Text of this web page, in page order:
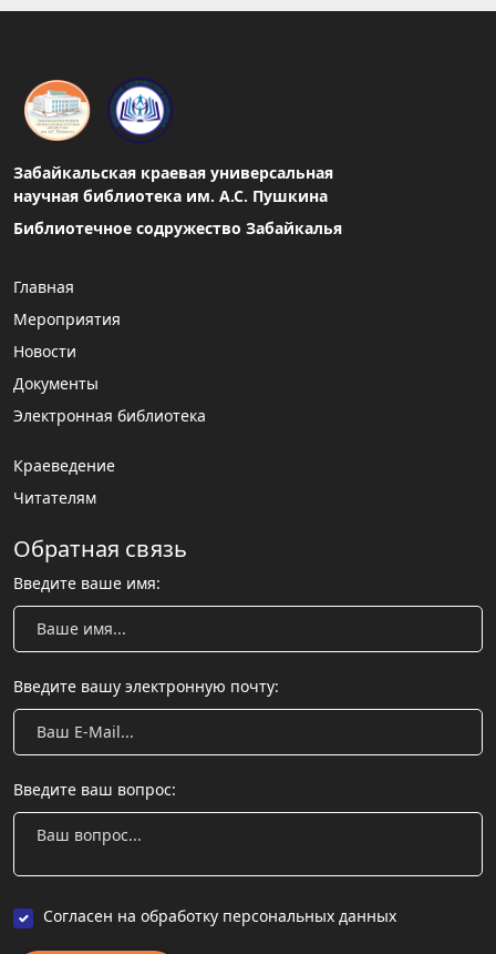
Забайкальская краевая универсальная
научная библиотека им. А.С. Пушкина
Библиотечное содружество Забайкалья
Главная
Мероприятия
Новости
Документы
Электронная библиотека
Краеведение
Читателям
Обратная связь
Введите ваше имя:
Введите вашу электронную почту:
Введите ваш вопрос:
Согласен на обработку персональных данных